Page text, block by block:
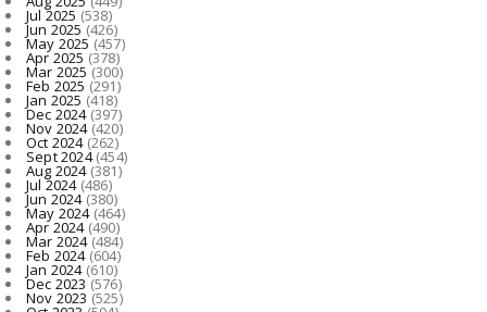
Jul 2025 (538)
Jun 2025(426)
May 2025(457)
Apr 2025 (378)
Mar 2025 (300)
Feb 2025 (291)
Jan 2025 (418)
Dec 2024(397)
Nov 2024(420)
Oct 2024(262)
Sept 2024(454)
Aug 2024(381)
Jul 2024(486)
Jun 2024(380)
May 2024(464)
Apr 2024(490)
Mar 2024(484)
Feb 2024(604)
Jan 2024(610)
Dec 2023(576)
Nov 2023 (525)